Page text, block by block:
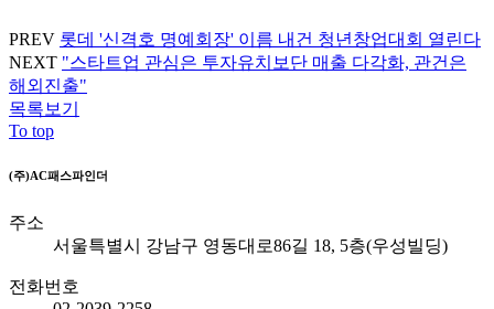
PREV 롯데 '신격호 명예회장' 이름 내건 청년창업대회 열린다
NEXT "스타트업 관심은 투자유치보단 매출 다각화, 관건은
해외진출"
목록보기
To top
(주)AC패스파인더
주소
서울특별시 강남구 영동대로86길 18, 5층(우성빌딩)
전화번호